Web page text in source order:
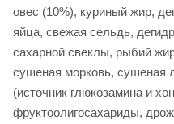
овес (10%), куриный жир,
яйца, свежая сельдь,
сахарной свеклы, рыбий
сушеная морковь, сушеная
(источник глюкозамина и
фруктоолигосахариды,